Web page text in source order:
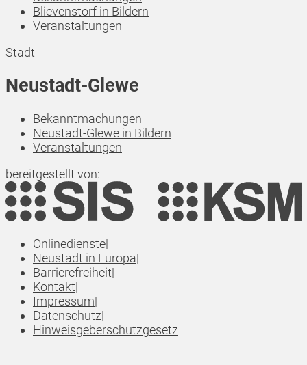
Blievenstorf in Bildern
Veranstaltungen
Stadt
Neustadt-Glewe
Bekanntmachungen
Neustadt-Glewe in Bildern
Veranstaltungen
bereitgestellt von:
Onlinedienste|
Neustadt in Europa|
Barrierefreiheit|
Kontakt|
Impressum|
Datenschutz|
Hinweisgeberschutzgesetz